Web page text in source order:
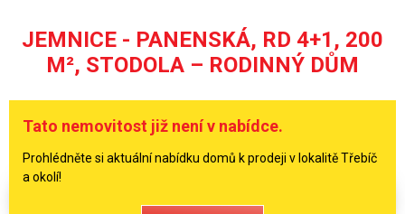
JEMNICE - PANENSKÁ, RD 4+1, 200
M², STODOLA – RODINNÝ DŮM
Tato nemovitost již není v nabídce.
Prohlédněte si aktuální nabídku domů k prodeji v lokalitě Třebíč
a okolí!